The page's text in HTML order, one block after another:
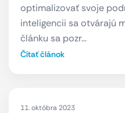
optimalizovať svoje
inteligencii sa otvárajú
článku sa pozr…
Čítať článok
11. októbra 2023